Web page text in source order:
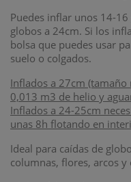
Puedes inflar unos 14-
globos a 24cm. Si los
bolsa que puedes usar
suelo o colgados.
Inflados a 27cm
0,013 m3 de helio y
Inflados a 24-25cm
unas 8h flotando en
Ideal para caídas de
columnas, flores, arcos